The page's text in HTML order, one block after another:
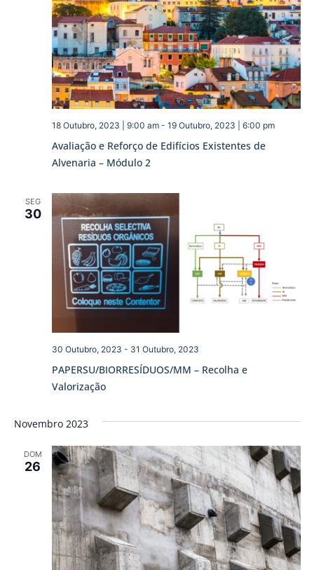
Avaliação e Reforço de Edifícios Existentes de
Alvenaria – Módulo 2
18 Outubro, 2023 | 9:00 am- 19 Outubro, 2023 | 6:00 pm
SEG
30
PAPERSU/BIORRESÍDUOS/MM – Recolha e
Valorização
30 Outubro, 2023 - 31 Outubro, 2023
Novembro 2023
DOM
26